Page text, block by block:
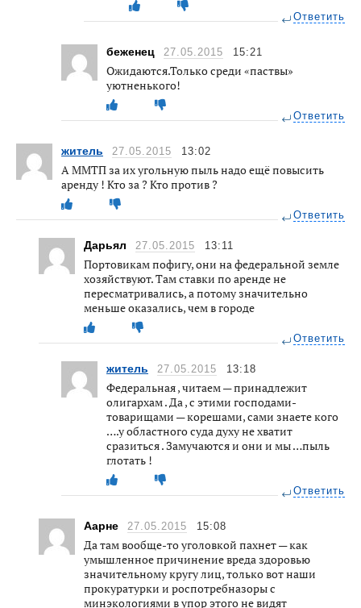
Ответить
беженец 27.05.2015 15:21
Ожидаются.Только среди «паствы»
уютненького!
Ответить
житель 27.05.2015 13:02
А ММТП за их угольную пыль надо ещё повысить
аренду ! Кто за ? Кто против ?
Ответить
Дарьял 27.05.2015 13:11
Портовикам пофигу, они на федеральной земле
хозяйствуют. Там ставки по аренде не
пересматривались, а потому значительно
меньше оказались, чем в городе
Ответить
житель 27.05.2015 13:18
Федеральная , читаем — принадлежит
олигархам . Да , с этими господами-
товарищами — корешами, сами знаете кого
….у областного суда духу не хватит
сразиться . Замучаются и они и мы …пыль
глотать !
Ответить
Аарне 27.05.2015 15:08
Да там вообще-то уголовкой пахнет — как
умышленное причинение вреда здоровью
значительному кругу лиц, только вот наши
прокуратурки и роспотребназоры с
минэкологиями в упор этого не видят